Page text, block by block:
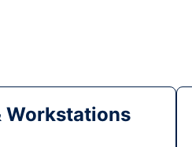
Workstations